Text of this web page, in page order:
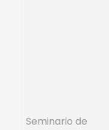
Seminario de